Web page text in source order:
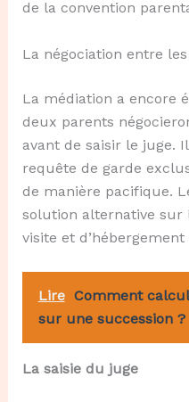
de la convention
La négociation entre
La médiation a encore
deux parents
avant de saisir le juge.
requête de garde
de manière pacifique.
solution alternative sur
visite et
Lire Comment
sur une succession ?
La saisie du juge